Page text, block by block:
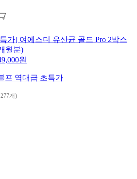
가] 여에스더 유산균 골드 Pro 2박스
월분)
원
프 역대급 초특가
개)